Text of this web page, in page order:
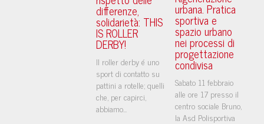
differenze,
solidarietà: THIS
IS ROLLER
DERBY!
Il roller derby é uno
sport di contatto su
pattini a rotelle; quelli
che, per capirci,
abbiamo...
urbana. Pratica
sportiva e
spazio urbano
nei processi di
progettazione
condivisa
Sabato 11 febbraio
alle ore 17 presso il
centro sociale Bruno,
la Asd Polisportiva